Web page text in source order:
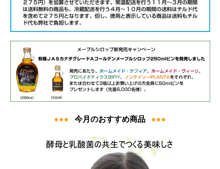
●●● 今月のおすすめ商品 ●●●